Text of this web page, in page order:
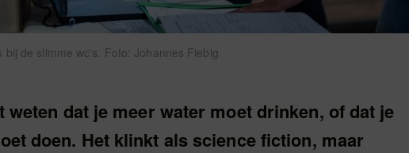
bij de slimme wc's. Foto: Johannes Fiebig
weten dat je meer water moet drinken, of dat je
doen. Het klinkt als science fiction, maar